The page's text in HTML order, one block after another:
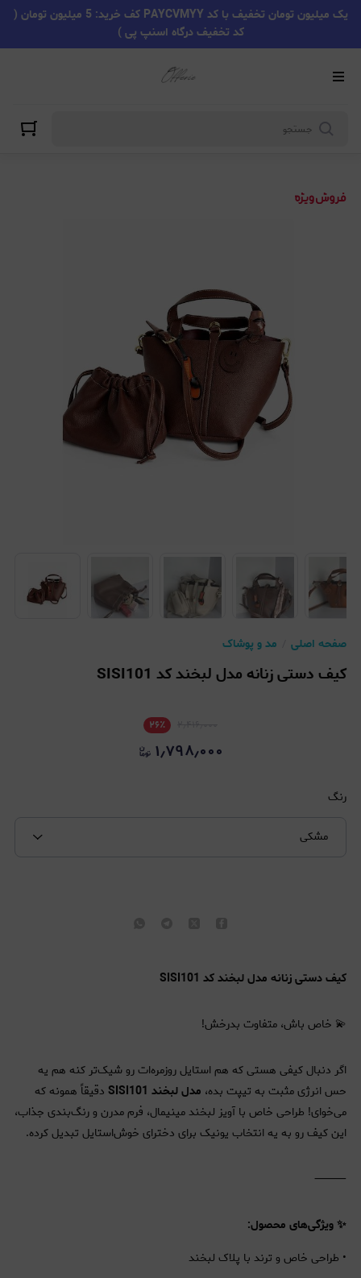
یک میلیون تومان تخفیف با کد PAYCVMYY کف خرید: 5 میلیون تومان (
کد تخفیف درگاه اسنپ پی )
صفحه اصلی مد و پوشاک
کیف دستی زنانه مدل لبخند کد SISI101
۲۶٪
۱٫۷۹۸٫۰۰۰
رنگ
مشکی
کیف دستی زنانه مدل لبخند کد SISI101
💫 خاص باش، متفاوت بدرخش!
اگر دنبال کیفی هستی که هم استایل روزمره‌ات رو شیک‌تر کنه هم یه
حس انرژی مثبت به تیپت بده، مدل لبخند SISI101
دقیقاً همونه که
می‌خوای! طراحی خاص با آویز لبخند مینیمال، فرم مدرن و رنگ‌بندی جذاب،
این کیف رو به یه انتخاب یونیک برای دخترای خوش‌استایل تبدیل کرده.
⸻
✨ ویژگی‌های محصول:
• طراحی خاص و ترند با پلاک لبخند